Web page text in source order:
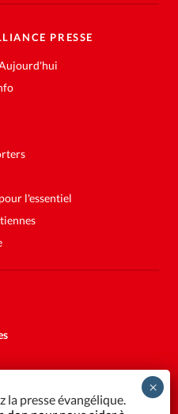
PRESSE
l'essentiel
la presse évangélique.